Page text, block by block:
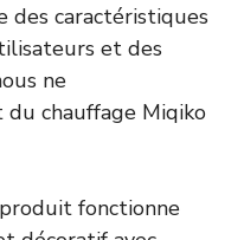
des caractéristiques
et des
ne
du chauffage Miqiko
fonctionne